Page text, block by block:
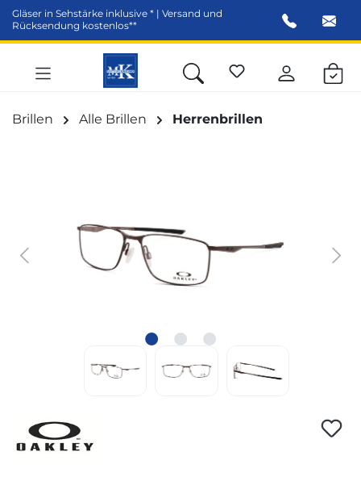
springen
Gläser in Sehstärke inklusive * | Versand und
Rücksendung kostenlos**
Brillen Alle Brillen Herrenbrillen